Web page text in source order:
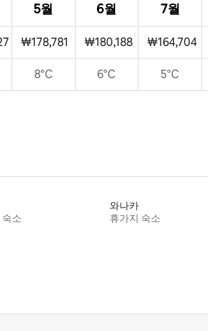
5월 6월 7월
₩178,781 ₩180,188 ₩164,704
8°C 6°C 5°C
소
와나카
휴가지 숙소